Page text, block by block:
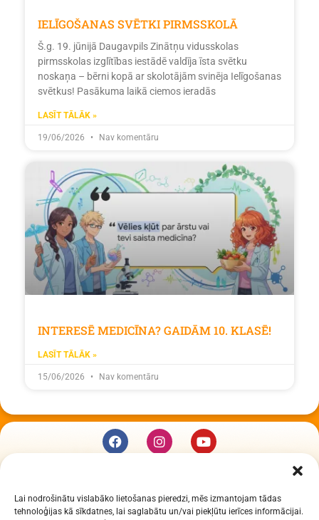
Lai nodrošinātu vislabāko lietošanas pieredzi, mēs izmantojam tādas
tehnoloģijas kā sīkdatnes, lai saglabātu un/vai piekļūtu ierīces informācijai.
IELĪGOŠANAS SVĒTKI PIRMSSKOLĀ
Š.g. 19. jūnijā Daugavpils Zinātņu vidusskolas
pirmsskolas izglītības iestādē valdīja īsta svētku
noskaņa – bērni kopā ar skolotājām svinēja Ielīgošanas
svētkus! Pasākuma laikā ciemos ieradās
LASĪT TĀLĀK »
19/06/2026 Nav komentāru
INTERESĒ MEDICĪNA? GAIDĀM 10. KLASĒ!
LASĪT TĀLĀK »
15/06/2026 Nav komentāru
Daugavpils Zinātņu vidusskola